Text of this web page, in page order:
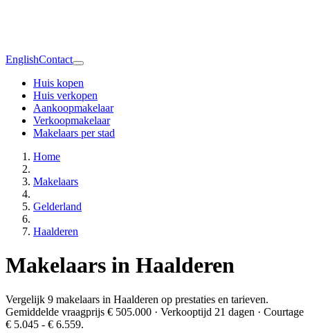
EnglishContact
Huis kopen
Huis verkopen
Aankoopmakelaar
Verkoopmakelaar
Makelaars per stad
Home
Makelaars
Gelderland
Haalderen
Makelaars in Haalderen
Vergelijk 9 makelaars in Haalderen op prestaties en tarieven.
Gemiddelde vraagprijs € 505.000 · Verkooptijd 21 dagen · Courtage
€ 5.045 - € 6.559.